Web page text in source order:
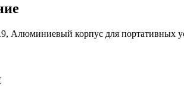
Алюминиевый корпус для портативных